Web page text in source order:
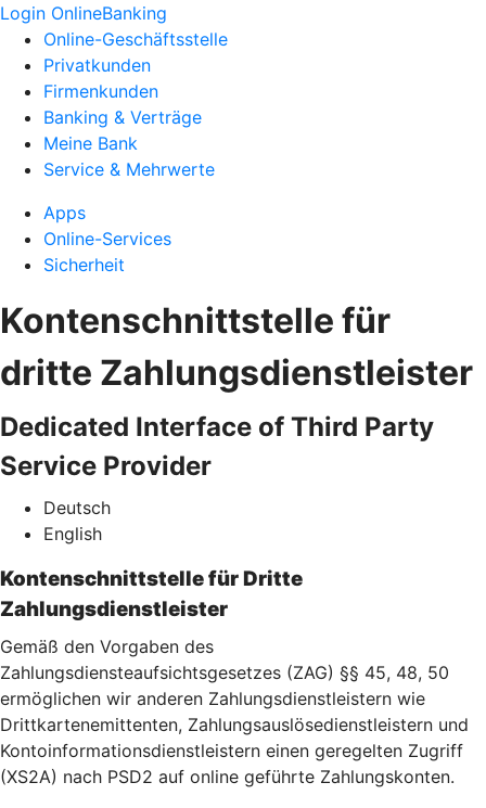
Login OnlineBanking
Online-Geschäftsstelle
Privatkunden
Firmenkunden
Banking & Verträge
Meine Bank
Service & Mehrwerte
Apps
Online-Services
Sicherheit
Kontenschnittstelle für
dritte Zahlungsdienstleister
Dedicated Interface of Third Party
Service Provider
Deutsch
English
Kontenschnittstelle für Dritte
Zahlungsdienstleister
Gemäß den Vorgaben des
Zahlungsdiensteaufsichtsgesetzes (ZAG) §§ 45, 48, 50
ermöglichen wir anderen Zahlungsdienstleistern wie
Drittkartenemittenten, Zahlungsauslösedienstleistern und
Kontoinformationsdienstleistern einen geregelten Zugriff
(XS2A) nach PSD2 auf online geführte Zahlungskonten.